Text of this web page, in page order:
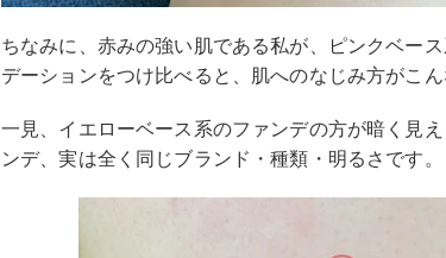
ちなみに、赤みの強い肌である私が、ピンクベー
デーションをつけ比べると、肌へのなじみ方がこん
一見、イエローベース系のファンデの方が暗く見
ンデ、実は全く同じブランド・種類・明るさです。